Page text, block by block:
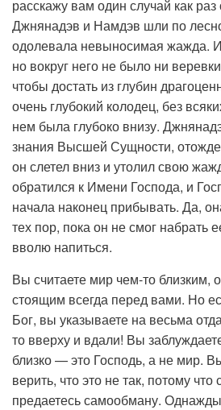
расскажу вам один случай как
Джнянадэв и Намдэв шли по
одолевала невыносимая жажда.
но вокруг него не было ни
чтобы достать из глубин
очень глубокий колодец, без
нем была глубоко внизу.
знания Высшей Сущности,
он слетел вниз и утолил свою
обратился к Имени Господа, и
начала наконец прибывать. Да,
тех пор, пока он не смог набрать
вволю напиться.
Вы считаете мир чем-то близким,
стоящим всегда перед вами. Но
Бог, вы указываете на весьма
то вверху и вдали! Вы
близко — это Господь, а не мир.
верить, что это не так, потому
предаетесь самообману.